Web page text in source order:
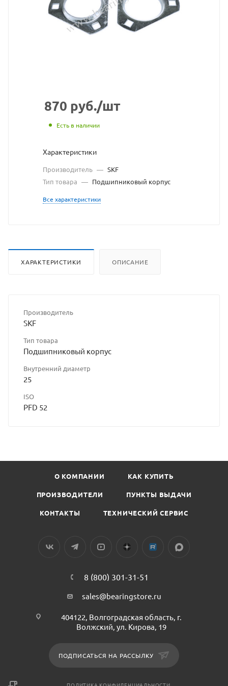
с
сайта
https://
без
разрешения
сайта
870 руб./шт
Есть в наличии
Характеристики
Производитель — SKF
Тип товара — Подшипниковый корпус
Все характеристики
ХАРАКТЕРИСТИКИ ОПИСАНИЕ
Производитель
SKF
Тип товара
Подшипниковый корпус
Внутренний диаметр
25
ISO
PFD 52
О КОМПАНИИ КАК КУПИТЬ
ПРОИЗВОДИТЕЛИ ПУНКТЫ ВЫДАЧИ
КОНТАКТЫ ТЕХНИЧЕСКИЙ СЕРВИС
8 (800) 301-31-51
sales@bearingstore.ru
404122, Волгоградская область, г.
Волжский, ул. Кирова, 19
ПОДПИСАТЬСЯ НА РАССЫЛКУ